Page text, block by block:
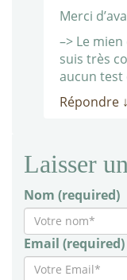
Merci
–> Le
suis très
aucun
Répondre ↓
Laisser
Nom (required)
Email (required)